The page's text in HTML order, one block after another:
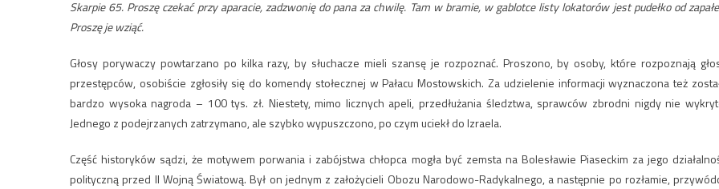
Skarpie 65. Proszę czekać przy aparacie, zadzwonię do pana za chwilę. Tam w bramie, w gablotce listy lokatorów jest pudełko od
Proszę je wziąć.
Głosy porywaczy powtarzano po kilka razy, by słuchacze mieli szansę je rozpoznać. Proszono, by osoby, które rozpoznają
przestępców, osobiście zgłosiły się do komendy stołecznej w Pałacu Mostowskich. Za udzielenie informacji wyznaczona też
bardzo wysoka nagroda – 100 tys. zł. Niestety, mimo licznych apeli, przedłużania śledztwa, sprawców zbrodni nigdy nie
Jednego z podejrzanych zatrzymano, ale szybko wypuszczono, po czym uciekł do Izraela.
Część historyków sądzi, że motywem porwania i zabójstwa chłopca mogła być zemsta na Bolesławie Piaseckim za jego
polityczną przed II Wojną Światową. Był on jednym z założycieli Obozu Narodowo-Radykalnego, a następnie po rozłamie,